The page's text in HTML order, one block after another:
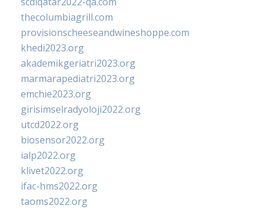
thecolumbiagrill.com
provisionscheeseandwineshoppe.com
khedi2023.org
akademikgeriatri2023.org
marmarapediatri2023.org
emchie2023.org
girisimselradyoloji2022.org
utcd2022.org
biosensor2022.org
ialp2022.org
klivet2022.org
ifac-hms2022.org
taoms2022.org